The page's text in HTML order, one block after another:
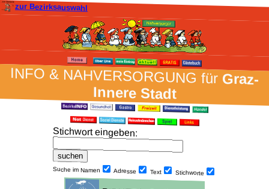
zur Bezirksauswahl
INFO & NAH­VER­SORG­UNG fürGraz-
Innere Stadt
Stich­wort ein­geben:
Suche im Namen Adresse Text Stich­worte